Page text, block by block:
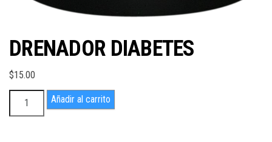
DRENADOR DIABETES
$15.00
DRENADOR
DIABETES
Añadir al carrito